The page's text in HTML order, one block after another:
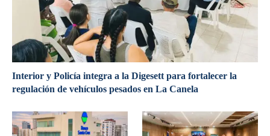
Interior y Policía integra a la Digesett para fortalecer la
regulación de vehículos pesados en La Canela